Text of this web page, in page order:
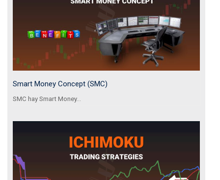
Smart Money Concept (SMC)
SMC hay Smart Money...